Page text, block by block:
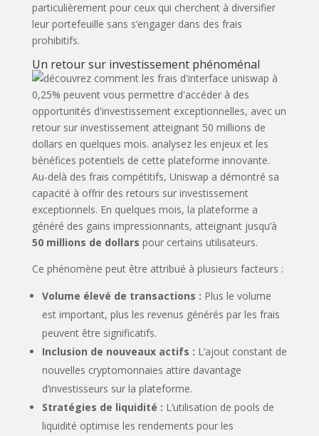
particulièrement pour ceux qui cherchent à diversifier
leur portefeuille sans s’engager dans des frais
prohibitifs.
Un retour sur investissement phénoménal
Au-delà des frais compétitifs, Uniswap a démontré sa
capacité à offrir des retours sur investissement
exceptionnels. En quelques mois, la plateforme a
généré des gains impressionnants, atteignant jusqu’à
50 millions de dollars pour certains utilisateurs.
Ce phénomène peut être attribué à plusieurs facteurs :
Volume élevé de transactions : Plus le volume
est important, plus les revenus générés par les frais
peuvent être significatifs.
Inclusion de nouveaux actifs : L’ajout constant de
nouvelles cryptomonnaies attire davantage
d’investisseurs sur la plateforme.
Stratégies de liquidité : L’utilisation de pools de
liquidité optimise les rendements pour les